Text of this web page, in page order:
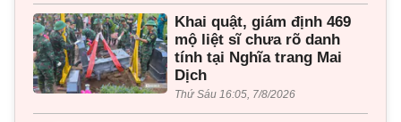
Khai quật, giám định 469
mộ liệt sĩ chưa rõ danh
tính tại Nghĩa trang Mai
Dịch
Thứ Sáu 16:05, 7/8/2026